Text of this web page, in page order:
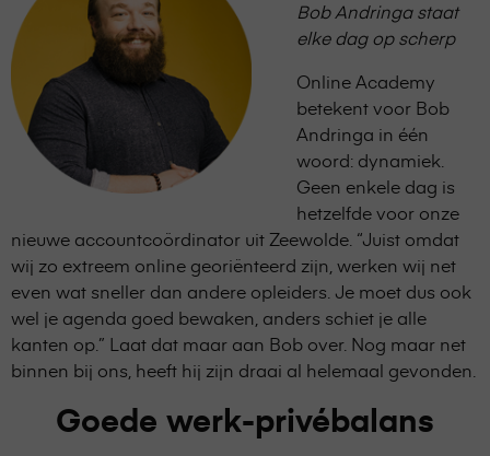
Bob Andringa staat
elke dag op scherp
Online Academy
betekent voor Bob
Andringa in één
woord: dynamiek.
Geen enkele dag is
hetzelfde voor onze
nieuwe accountcoördinator uit Zeewolde. “Juist omdat
wij zo extreem online georiënteerd zijn, werken wij net
even wat sneller dan andere opleiders. Je moet dus ook
wel je agenda goed bewaken, anders schiet je alle
kanten op.” Laat dat maar aan Bob over. Nog maar net
binnen bij ons, heeft hij zijn draai al helemaal gevonden.
Goede werk-privébalans